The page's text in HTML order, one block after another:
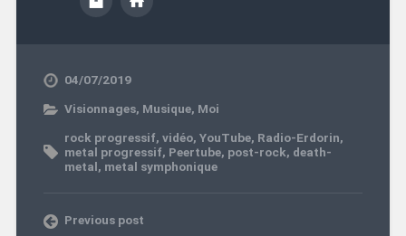
04/07/2019
Visionnages, Musique, Moi
rock progressif, vidéo, YouTube, Radio-Erdorin,
metal progressif, Peertube, post-rock, death-
metal, metal symphonique
Previous post